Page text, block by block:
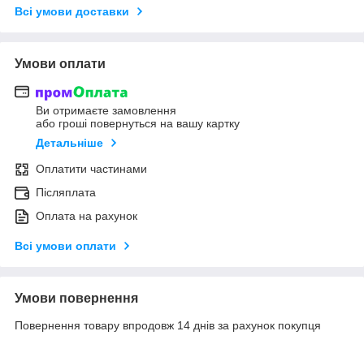
Всі умови доставки
Умови оплати
Ви отримаєте замовлення
або гроші повернуться на вашу картку
Детальніше
Оплатити частинами
Післяплата
Оплата на рахунок
Всі умови оплати
Умови повернення
Повернення товару впродовж 14 днів за рахунок покупця